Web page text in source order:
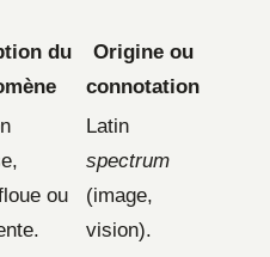
du
Origine ou
connotation
ou
Latin
spectrum
(image,
vision).